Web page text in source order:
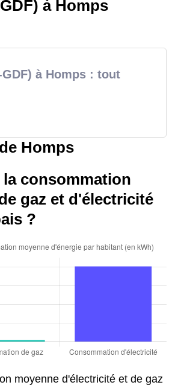
à Homps
à Homps : tout
Homps
la consommation
gaz et d'électricité
?
moyenne d'électricité et de gaz